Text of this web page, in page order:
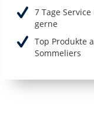
7 Tage
gerne
Top Produkte
Sommeliers